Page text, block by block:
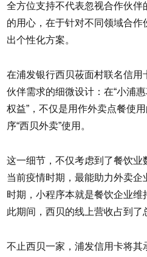
全方位支持不代表忽视合作伙
的用心，在于针对不同领域合
出个性化方案。
在浦发银行西贝莜面村联名信
伙伴需求的细微设计：在“小浦
权益”，不仅是用作外卖点餐使
序“西贝外卖”使用。
这一细节，不仅考虑到了餐饮业
当前疫情时期，最能助力外卖
时期，小程序本就是餐饮企业
此期间，西贝的线上营收占到了
不止西贝一家，浦发信用卡将